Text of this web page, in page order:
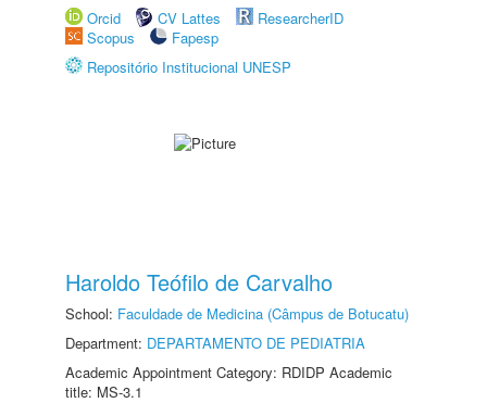
Orcid
CV Lattes
ResearcherID
Scopus
Fapesp
Repositório Institucional UNESP
Haroldo Teófilo de Carvalho
School: Faculdade de Medicina (Câmpus de Botucatu)
Department: DEPARTAMENTO DE PEDIATRIA
Academic Appointment Category: RDIDP Academic
title: MS-3.1